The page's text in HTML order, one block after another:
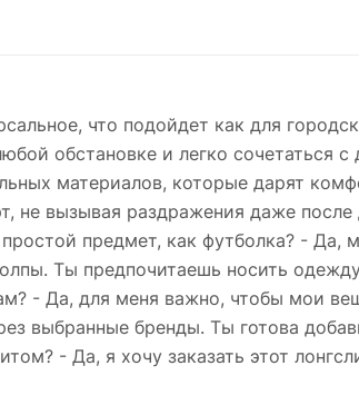
что подойдет как для
обстановке и легко сочетаться
материалов, которые дарят
не вызывая раздражения даже
предмет, как футболка? - Да,
Ты предпочитаешь носить
- Да, для меня важно, чтобы мои
выбранные бренды. Ты готова
- Да, я хочу заказать этот